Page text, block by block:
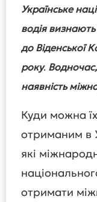
Українське
водія визнають
до Віденської
року.
наявність
Куди можна
отриманим в
які
отримати